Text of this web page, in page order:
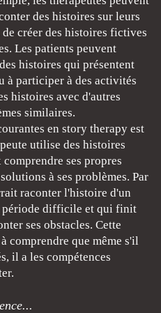
des histoires sur leurs
créer des histoires fictives
Les patients peuvent
histoires qui présentent
à participer à des activités
histoires avec d'autres
similaires.
en story therapy est
utilise des histoires
ses propres
à ses problèmes. Par
raconter l'histoire d'un
période difficile et qui finit
ses obstacles. Cette
comprendre que même s'il
il a les compétences